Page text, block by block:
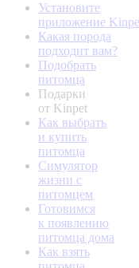
Установите
приложение
Какая порода
подходит вам?
Подобрать
питомца
Подарки
от Kinpet
Как выбрать
и купить
питомца
Симулятор
жизни с
питомцем
Готовимся
к появлению
питомца дома
Как взять